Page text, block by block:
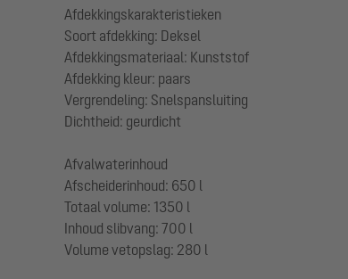
Afdekkingskarakteristieken
Soort afdekking: Deksel
Afdekkingsmateriaal: Kunststof
Afdekking kleur: paars
Vergrendeling: Snelspansluiting
Dichtheid: geurdicht
Afvalwaterinhoud
Afscheiderinhoud: 650 l
Totaal volume: 1350 l
Inhoud slibvang: 700 l
Volume vetopslag: 280 l